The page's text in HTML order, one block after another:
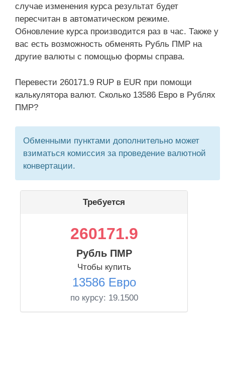
случае изменения курса результат будет
пересчитан в автоматическом режиме.
Обновление курса производится раз в час. Также у
вас есть возможность обменять Рубль ПМР на
другие валюты с помощью формы справа.
Перевести 260171.9 RUP в EUR при помощи
калькулятора валют. Сколько 13586 Евро в Рублях
ПМР?
Обменными пунктами дополнительно может
взиматься комиссия за проведение валютной
конвертации.
Требуется
260171.9
Рубль ПМР
Чтобы купить
13586 Евро
по курсу: 19.1500